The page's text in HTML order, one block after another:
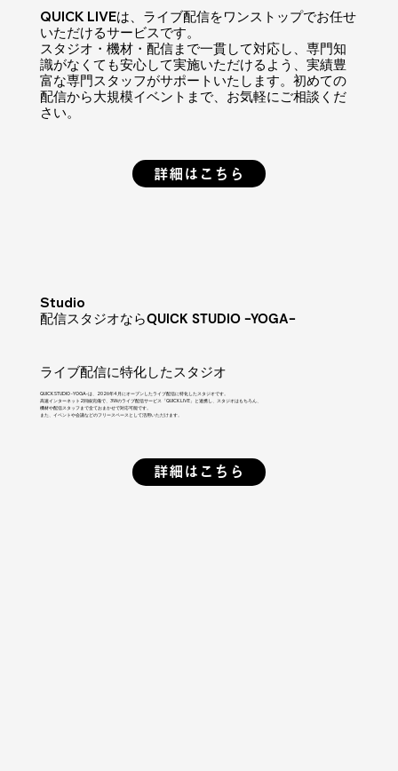
QUICK LIVEは、ライブ配信をワンストップでお任せ
いただけるサービスです。
スタジオ・機材・配信まで一貫して対応し、専門知
識がなくても安心して実施いただけるよう、実績豊
富な専門スタッフがサポートいたします。初めての
配信から大規模イベントまで、お気軽にご相談くだ
さい。
詳細はこちら
​Studio
配信スタジオならQUICK STUDIO -YOGA-
​ライブ配信に特化したスタジオ
QUICK STUDIO -YOGA-は、2026年4月にオープンしたライブ配信に特化したスタジオです。
高速インターネット2回線完備で、3Wのライブ配信サービス「QUICK LIVE」と連携し、スタジオはもちろん、
機材や配信スタッフまで全ておまかせで対応可能です。
​また、イベントや会議などのフリースペースとして活用いただけます。
詳細はこちら